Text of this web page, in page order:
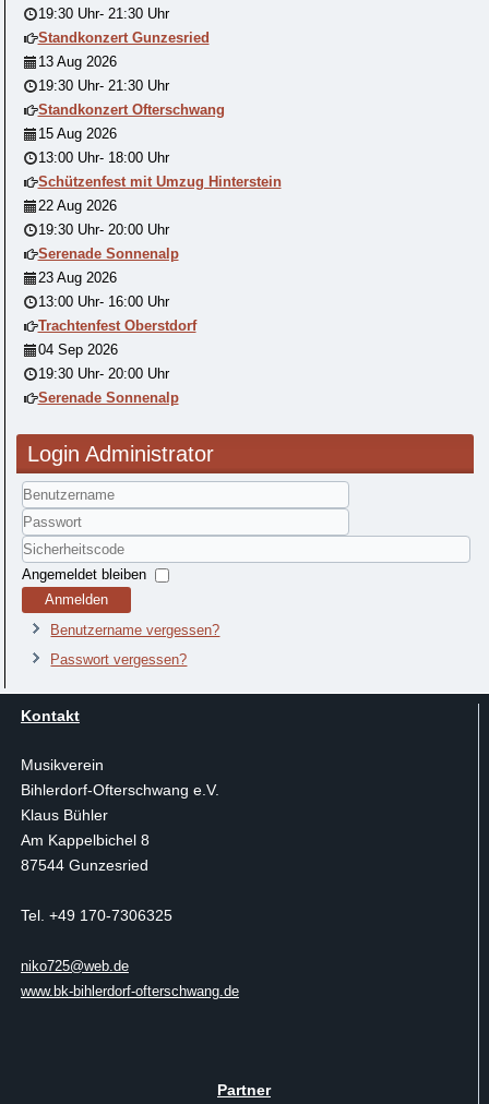
19:30 Uhr- 21:30 Uhr
Standkonzert Gunzesried
13 Aug 2026
19:30 Uhr- 21:30 Uhr
Standkonzert Ofterschwang
15 Aug 2026
13:00 Uhr- 18:00 Uhr
Schützenfest mit Umzug Hinterstein
22 Aug 2026
19:30 Uhr- 20:00 Uhr
Serenade Sonnenalp
23 Aug 2026
13:00 Uhr- 16:00 Uhr
Trachtenfest Oberstdorf
04 Sep 2026
19:30 Uhr- 20:00 Uhr
Serenade Sonnenalp
Login Administrator
Benutzername
Passwort
Sicherheitscode
Angemeldet bleiben
Anmelden
Benutzername vergessen?
Passwort vergessen?
Kontakt
Musikverein
Bihlerdorf-Ofterschwang e.V.
Klaus Bühler
Am Kappelbichel 8
87544 Gunzesried
Tel. +49 170-7306325
niko725@web.de
www.bk-bihlerdorf-ofterschwang.de
Partner